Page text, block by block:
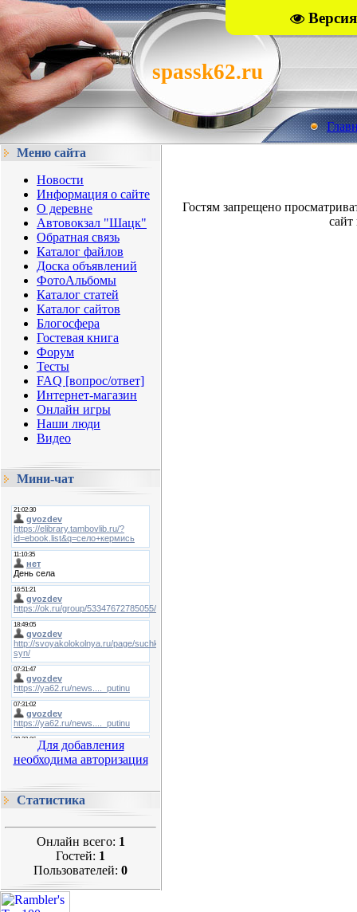
spassk62.ru
Меню сайта
Новости
Информация о сайте
О деревне
Автовокзал "Шацк"
Обратная связь
Каталог файлов
Доска объявлений
ФотоАльбомы
Каталог статей
Каталог сайтов
Блогосфера
Гостевая книга
Форум
Тесты
FAQ [вопрос/ответ]
Интернет-магазин
Онлайн игры
Наши люди
Видео
Мини-чат
Для добавления
необходима авторизация
Статистика
Онлайн всего: 1
Гостей: 1
Пользователей: 0
Гостям запрещено
сайт